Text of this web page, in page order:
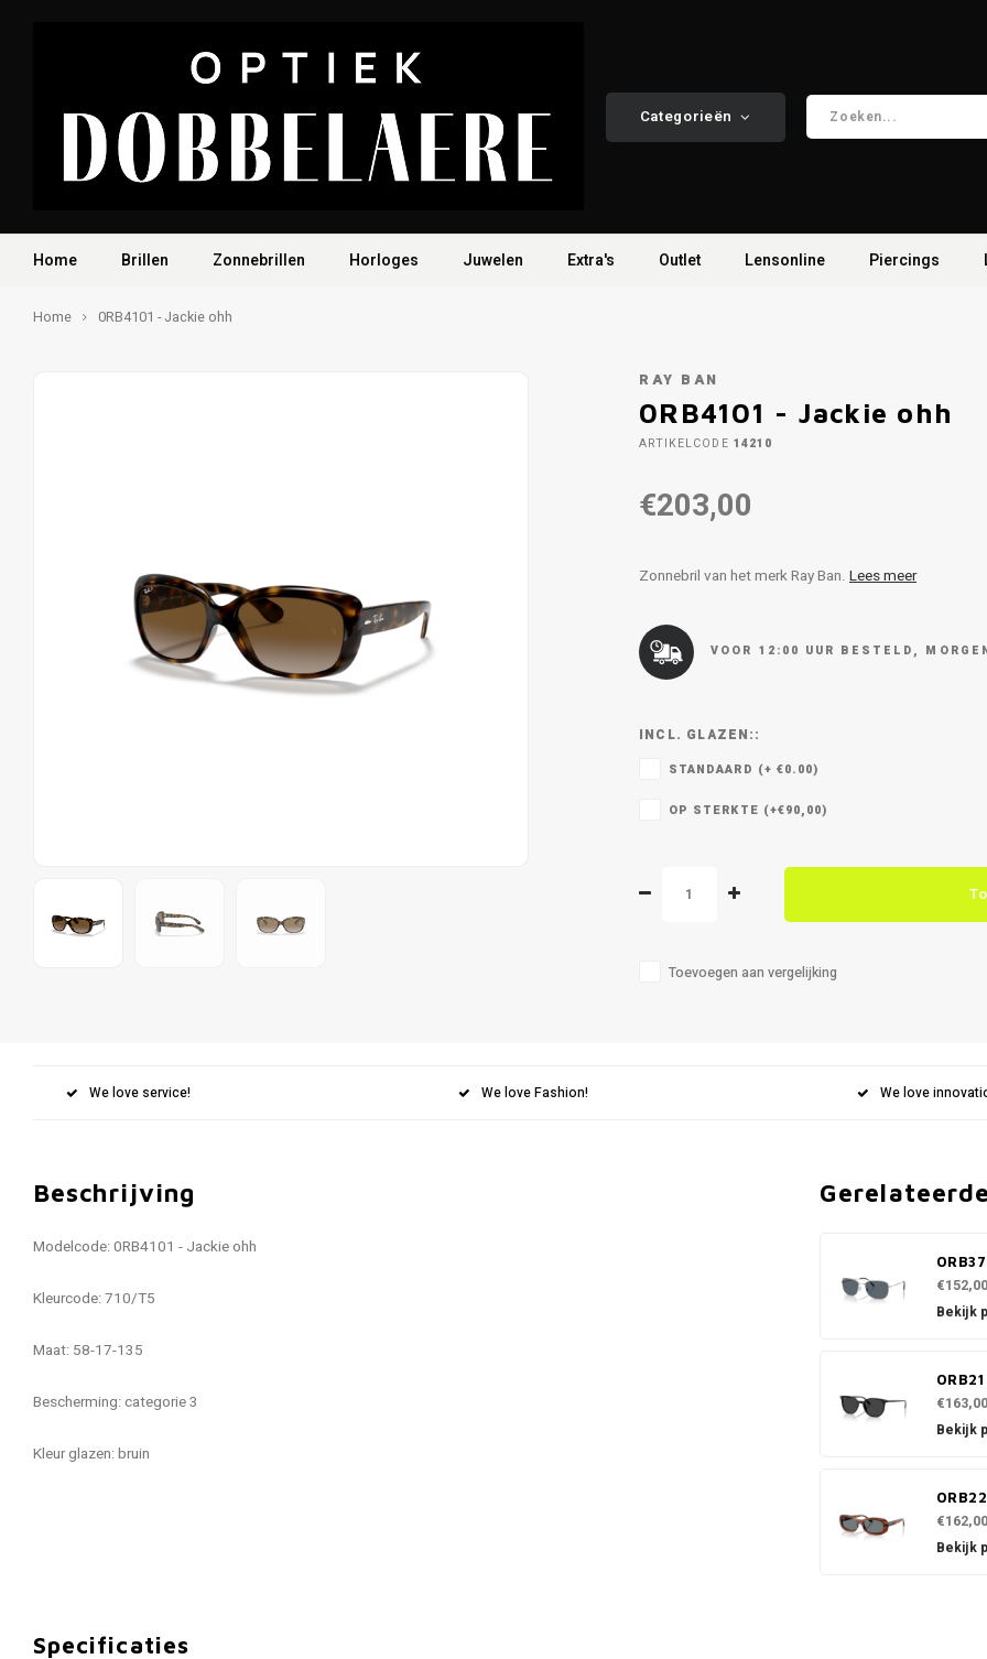
Categorieën
Home Brillen Zonnebrillen Horloges Juwelen Extra's Outlet Lensonline Piercings
Home 0RB4101 - Jackie ohh
RAY BAN
0RB4101 - Jackie ohh
ARTIKELCODE 14210
€203,00
Zonnebril van het merk Ray Ban. Lees meer
VOOR 12:00 UUR BESTELD,
INCL. GLAZEN::
STANDAARD (+ €0.00)
OP STERKTE (+€90,00)
Toevoegen aan vergelijking
We love service! We love Fashion! We love
Beschrijving
Modelcode:0RB4101 - Jackie ohh
Kleurcode: 710/T5
Maat: 58-17-135
Bescherming: categorie 3
Kleur glazen: bruin
Specificaties
€152,00
Bekijk
€163,00
Bekijk
€162,00
Bekijk